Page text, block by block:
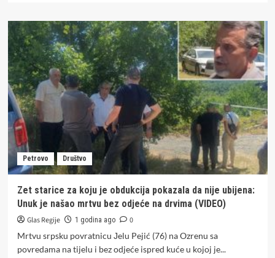
Dok
se
pržimo
na
+40,
stiže
strašna
prognoza
zimu
Petrovo Društvo
Zet starice za koju je obdukcija pokazala da nije ubijena:
Unuk je našao mrtvu bez odjeće na drvima (VIDEO)
Glas Regije 1 godina ago
0
Mrtvu srpsku povratnicu Јelu Pejić (76) na Ozrenu sa
povredama na tijelu i bez odjeće ispred kuće u kojoj je...